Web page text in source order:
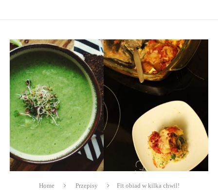
Home Przepisy Fit obiad w kilka chwil!